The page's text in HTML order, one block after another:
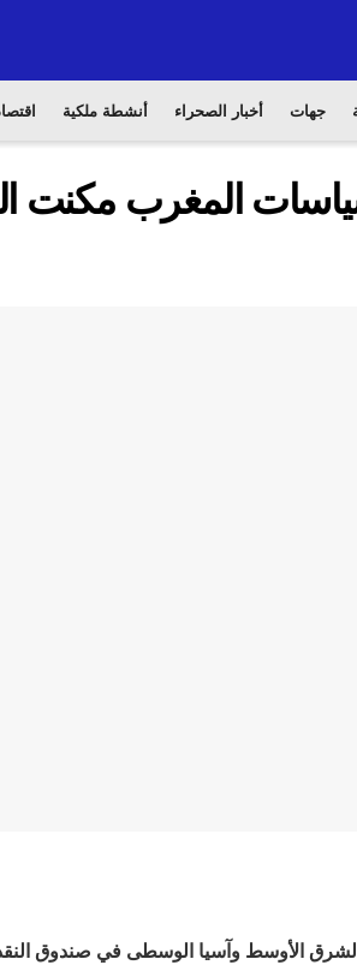
جهات أخبار الصحراء أنشطة ملكية
سياسات المغرب مكنت
الشرق الأوسط وآسيا الوسطى في صندوق